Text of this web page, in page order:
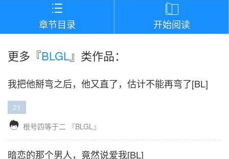

章节目录

开始阅读
更多『BLGL』类作品：
我把他掰弯之后，他又直了，估计不能再弯了[BL]
21
 根号四等于二 『BLGL』
暗恋的那个男人，竟然说爱我[BL]